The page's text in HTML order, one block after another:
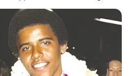
Fever, Risiko
Terlalu Lama